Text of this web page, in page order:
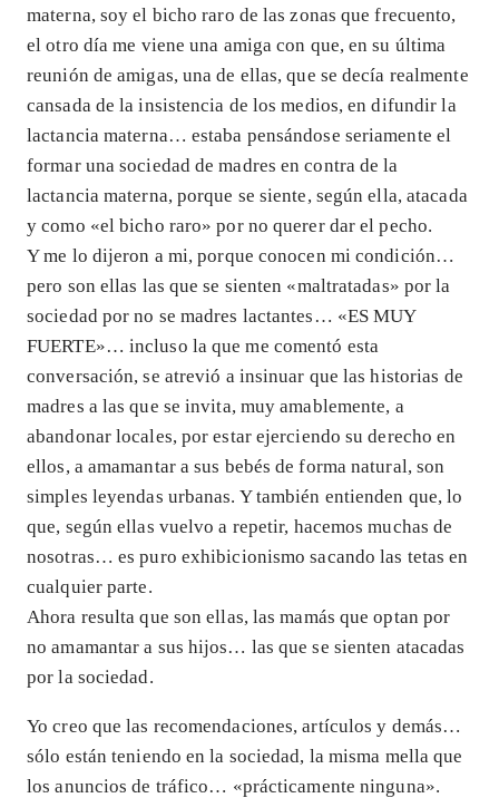
materna, soy el bicho raro de las zonas que frecuento,
el otro día me viene una amiga con que, en su última
reunión de amigas, una de ellas, que se decía realmente
cansada de la insistencia de los medios, en difundir la
lactancia materna… estaba pensándose seriamente el
formar una sociedad de madres en contra de la
lactancia materna, porque se siente, según ella, atacada
y como «el bicho raro» por no querer dar el pecho.
Y me lo dijeron a mi, porque conocen mi condición…
pero son ellas las que se sienten «maltratadas» por la
sociedad por no se madres lactantes… «ES MUY
FUERTE»… incluso la que me comentó esta
conversación, se atrevió a insinuar que las historias de
madres a las que se invita, muy amablemente, a
abandonar locales, por estar ejerciendo su derecho en
ellos, a amamantar a sus bebés de forma natural, son
simples leyendas urbanas. Y también entienden que, lo
que, según ellas vuelvo a repetir, hacemos muchas de
nosotras… es puro exhibicionismo sacando las tetas en
cualquier parte.
Ahora resulta que son ellas, las mamás que optan por
no amamantar a sus hijos… las que se sienten atacadas
por la sociedad.
Yo creo que las recomendaciones, artículos y demás…
sólo están teniendo en la sociedad, la misma mella que
los anuncios de tráfico… «prácticamente ninguna».